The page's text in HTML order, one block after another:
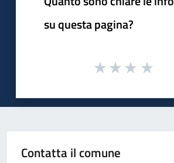
su questa pagina?
Contatta il comune